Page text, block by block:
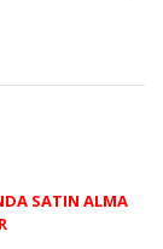
SATIN ALMA